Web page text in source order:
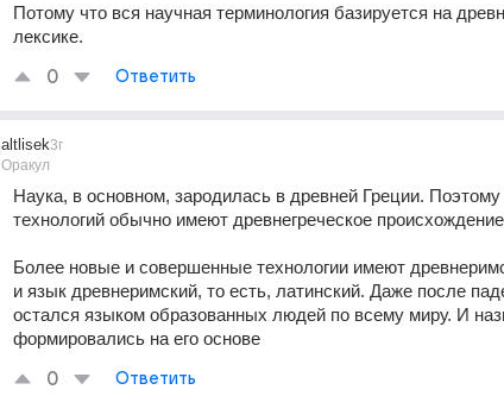
Потому что вся научная терминология базируется на
лексике.
0 Ответить
altlisek
Оракул
3г
Наука, в основном, зародилась в древней Греции.
технологий обычно имеют древнегреческое
Более новые и совершенные технологии имеют
и язык древнеримский, то есть, латинский. Даже после
остался языком образованных людей по всему миру. И
формировались на его основе
0 Ответить